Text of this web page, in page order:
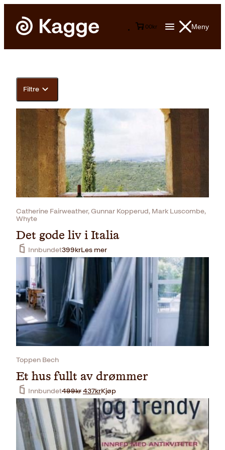
Meny
00kr
Filtre
Catherine Fairweather, Gunnar Kopperud, Mark Luscombe,
Whyte
Det gode liv i Italia
Innbundet399krLes mer
Toppen Bech
Et hus fullt av drømmer
Innbundet499krO
p
p
r
i
n
n
437krN
å
v
æ
r
e
n
Kjøp